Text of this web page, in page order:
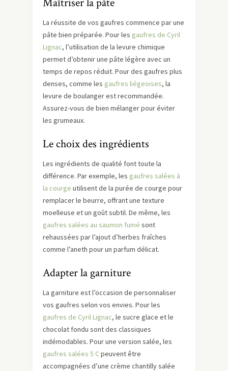
La réussite de vos gaufres commence par une
pâte bien préparée. Pour les gaufres de Cyril
Lignac, l’utilisation de la levure chimique
permet d’obtenir une pâte légère avec un
temps de repos réduit. Pour des gaufres plus
denses, comme les gaufres liégeoises, la
levure de boulanger est recommandée.
Assurez-vous de bien mélanger pour éviter
les grumeaux.
Le choix des ingrédients
Les ingrédients de qualité font toute la
différence. Par exemple, les gaufres salées à
la courge utilisent de la purée de courge pour
remplacer le beurre, offrant une texture
moelleuse et un goût subtil. De même, les
gaufres salées au saumon fumé sont
rehaussées par l’ajout d’herbes fraîches
comme l’aneth pour un parfum délicat.
Adapter la garniture
La garniture est l’occasion de personnaliser
vos gaufres selon vos envies. Pour les
gaufres de Cyril Lignac, le sucre glace et le
chocolat fondu sont des classiques
indémodables. Pour une version salée, les
gaufres salées 5 Cpeuvent être
accompagnées d’une crème chantilly salée